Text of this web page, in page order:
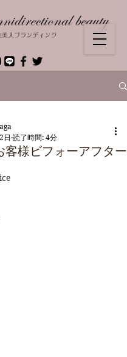
客様ビフォーアフター
日 読了時間: 4分